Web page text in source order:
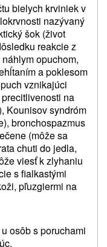
bielych krviniek v
nazývaný
šok (život
reakcie z
opuchom,
a poklesom
vznikajúci
na
Kounisov syndróm
bronchospazmus
(môže sa
chuti do jedla,
viesť k zlyhaniu
s fialkastými
pľuzgiermi na
osôb s poruchami